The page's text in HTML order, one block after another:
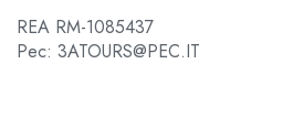
REA RM-1085437
Pec: 3ATOURS@PEC.IT